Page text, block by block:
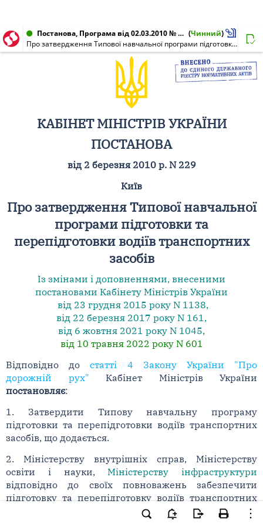
Постанова, Програма від 02.03.2010 № 229 (Чинний)
Про затвердження Типової навчальної програми підготовки та перепідготовки водіїв транспортних засобів